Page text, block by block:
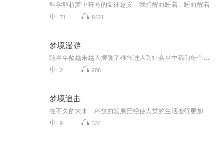
科学解析梦中符号的象征意义，我们醒而睡着，睡而醒着
71 8421
梦境漫游
2 208
梦境追击
9 334